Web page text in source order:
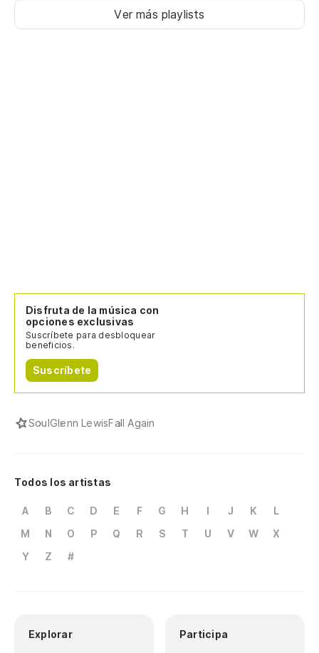
Ver más playlists
Disfruta de la música con
opciones exclusivas
Suscríbete para desbloquear
beneficios.
Suscríbete
SoulGlenn LewisFall Again
Todos los artistas
A B C D E F G H I J K
L
M
N O P Q R S T U V W
X
Y
Z #
Explorar Participa